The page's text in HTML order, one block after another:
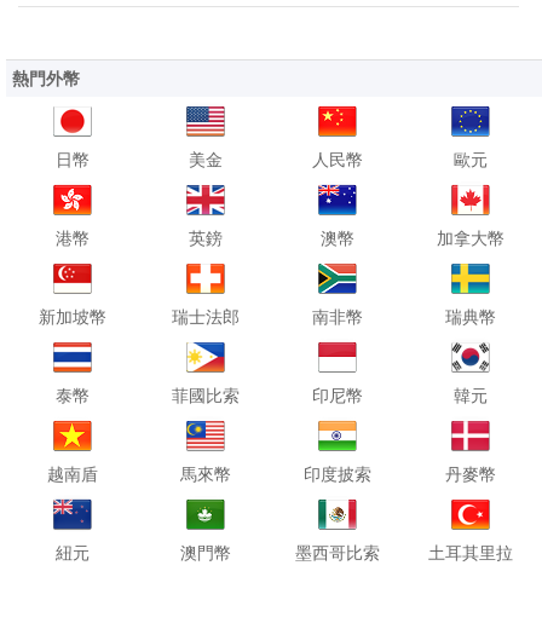
熱門外幣
日幣 美金 人民幣 歐元
港幣 英鎊 澳幣 加拿大幣
新加坡幣 瑞士法郎 南非幣 瑞典幣
泰幣 菲國比索 印尼幣 韓元
越南盾 馬來幣 印度披索 丹麥幣
紐元 澳門幣 墨西哥比索 土耳其里拉